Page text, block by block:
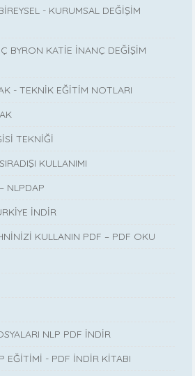
- KURUMSAL DEĞİŞİM
BYRON KATİE İNANÇ DEĞİŞİM
- TEKNİK EĞİTİM NOTLARI
TEKNİĞİ
KULLANIMI
NLPDAP
İNDİR
KULLANIN PDF – PDF OKU
NLP PDF İNDİR
EĞİTİMİ - PDF İNDİR KİTABI